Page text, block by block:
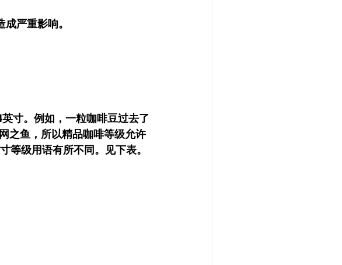
严重影响。
寸。例如，一粒咖啡豆过去了
之鱼，所以精品咖啡等级允许
等级用语有所不同。见下表。